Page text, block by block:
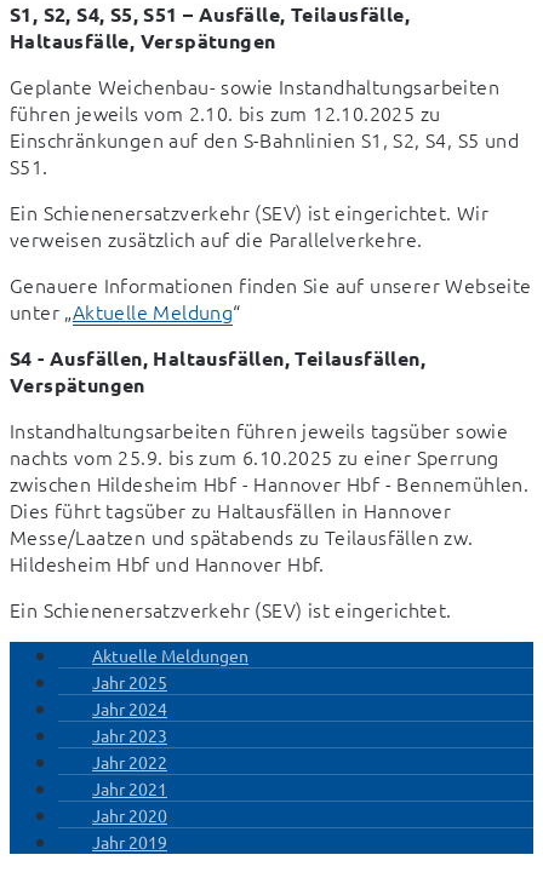
S1, S2, S4, S5, S51 – Ausfälle, Teilausfälle,
Haltausfälle, Verspätungen
Geplante Weichenbau- sowie Instandhaltungsarbeiten
führen jeweils vom 2.10. bis zum 12.10.2025 zu
Einschränkungen auf den S-Bahnlinien S1, S2, S4, S5 und
S51.
Ein Schienenersatzverkehr (SEV) ist eingerichtet. Wir
verweisen zusätzlich auf die Parallelverkehre.
Genauere Informationen finden Sie auf unserer Webseite
unter „Aktuelle Meldung“
S4 - Ausfällen, Haltausfällen, Teilausfällen,
Verspätungen
Instandhaltungsarbeiten führen jeweils tagsüber sowie
nachts vom 25.9. bis zum 6.10.2025 zu einer Sperrung
zwischen Hildesheim Hbf - Hannover Hbf - Bennemühlen.
Dies führt tagsüber zu Haltausfällen in Hannover
Messe/Laatzen und spätabends zu Teilausfällen zw.
Hildesheim Hbf und Hannover Hbf.
Ein Schienenersatzverkehr (SEV) ist eingerichtet.
Aktuelle Meldungen
Jahr 2025
Jahr 2024
Jahr 2023
Jahr 2022
Jahr 2021
Jahr 2020
Jahr 2019